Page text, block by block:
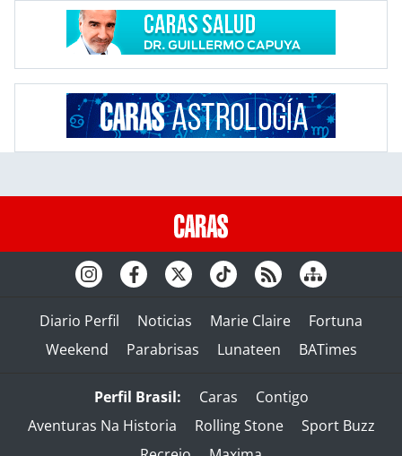
Diario Perfil Noticias Marie Claire
Fortuna
Weekend
Parabrisas Lunateen BATimes
Perfil Brasil: Caras
Contigo
Aventuras Na Historia
Rolling Stone
Sport Buzz